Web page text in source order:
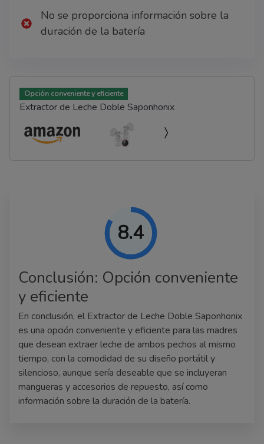
No se proporciona información sobre la
duración de la batería
Opción conveniente y eficiente
Extractor de Leche Doble Saponhonix
8.4
Conclusión: Opción conveniente
y eficiente
En conclusión, el Extractor de Leche Doble Saponhonix
es una opción conveniente y eficiente para las madres
que desean extraer leche de ambos pechos al mismo
tiempo, con la comodidad de su diseño portátil y
silencioso, aunque sería deseable que se incluyeran
mangueras y accesorios de repuesto, así como
información sobre la duración de la batería.